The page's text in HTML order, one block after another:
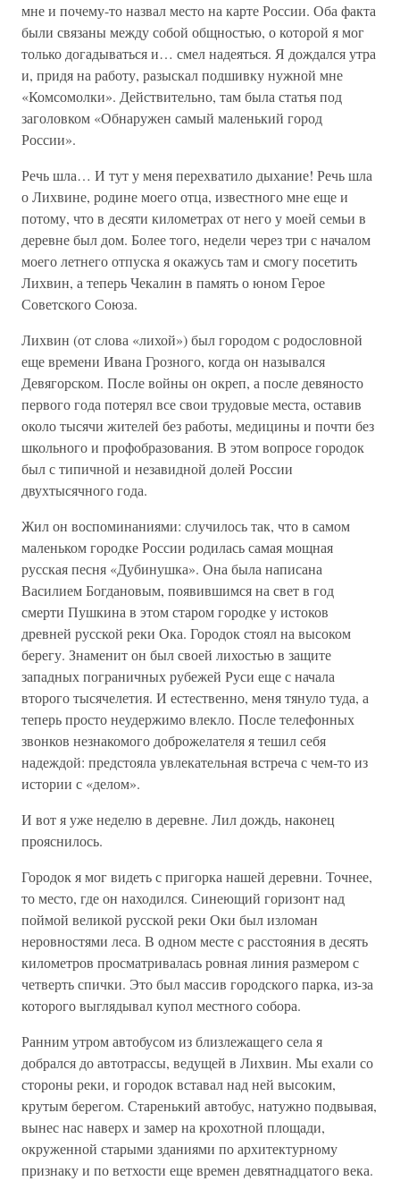
мне и почему-то назвал место на карте России. Оба факта
были связаны между собой общностью, о которой я мог
только догадываться и… смел надеяться. Я дождался утра
и, придя на работу, разыскал подшивку нужной мне
«Комсомолки». Действительно, там была статья под
заголовком «Обнаружен самый маленький город
России».
Речь шла… И тут у меня перехватило дыхание! Речь шла
о Лихвине, родине моего отца, известного мне еще и
потому, что в десяти километрах от него у моей семьи в
деревне был дом. Более того, недели через три с началом
моего летнего отпуска я окажусь там и смогу посетить
Лихвин, а теперь Чекалин в память о юном Герое
Советского Союза.
Лихвин (от слова «лихой») был городом с родословной
еще времени Ивана Грозного, когда он назывался
Девягорском. После войны он окреп, а после девяносто
первого года потерял все свои трудовые места, оставив
около тысячи жителей без работы, медицины и почти без
школьного и профобразования. В этом вопросе городок
был с типичной и незавидной долей России
двухтысячного года.
Жил он воспоминаниями: случилось так, что в самом
маленьком городке России родилась самая мощная
русская песня «Дубинушка». Она была написана
Василием Богдановым, появившимся на свет в год
смерти Пушкина в этом старом городке у истоков
древней русской реки Ока. Городок стоял на высоком
берегу. Знаменит он был своей лихостью в защите
западных пограничных рубежей Руси еще с начала
второго тысячелетия. И естественно, меня тянуло туда, а
теперь просто неудержимо влекло. После телефонных
звонков незнакомого доброжелателя я тешил себя
надеждой: предстояла увлекательная встреча с чем-то из
истории с «делом».
И вот я уже неделю в деревне. Лил дождь, наконец
прояснилось.
Городок я мог видеть с пригорка нашей деревни. Точнее,
то место, где он находился. Синеющий горизонт над
поймой великой русской реки Оки был изломан
неровностями леса. В одном месте с расстояния в десять
километров просматривалась ровная линия размером с
четверть спички. Это был массив городского парка, из-за
которого выглядывал купол местного собора.
Ранним утром автобусом из близлежащего села я
добрался до автотрассы, ведущей в Лихвин. Мы ехали со
стороны реки, и городок вставал над ней высоким,
крутым берегом. Старенький автобус, натужно подвывая,
вынес нас наверх и замер на крохотной площади,
окруженной старыми зданиями по архитектурному
признаку и по ветхости еще времен девятнадцатого века.